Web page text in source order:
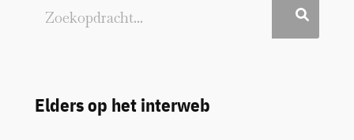
Elders op het interweb